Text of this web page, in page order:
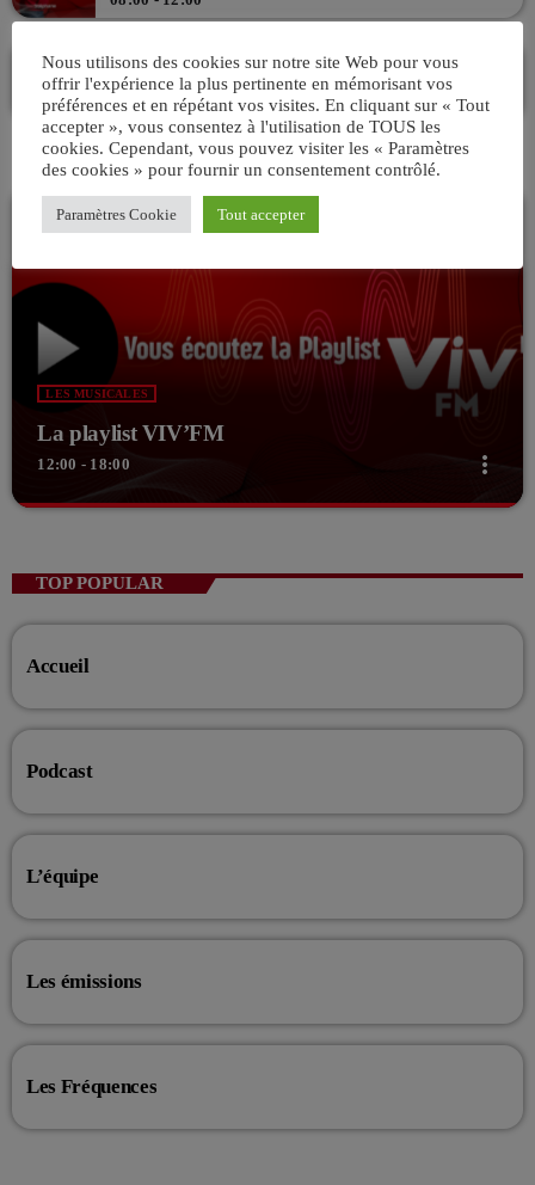
La playlist VIV’FM
MUSIC NON-STOP
12:00 - 18:00
LES MUSICALES
La playlist VIV’FM
12:00 - 18:00 more_vert
TOP POPULAR
Accueil
Podcast
L’équipe
Les émissions
Les Fréquences
Nous utilisons des cookies sur notre site Web pour vous
offrir l'expérience la plus pertinente en mémorisant vos
préférences et en répétant vos visites. En cliquant sur « Tout
accepter », vous consentez à l'utilisation de TOUS les
cookies. Cependant, vous pouvez visiter les « Paramètres
des cookies » pour fournir un consentement contrôlé.
Paramètres Cookie Tout accepter